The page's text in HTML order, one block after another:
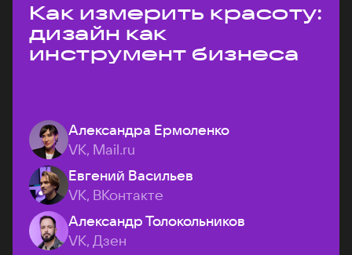
Как измерить красоту:
дизайн как
инструмент бизнеса
Александра Ермоленко
VK, Mail.ru
Евгений Васильев
VK, ВКонтакте
Александр Толокольников
VK, Дзен